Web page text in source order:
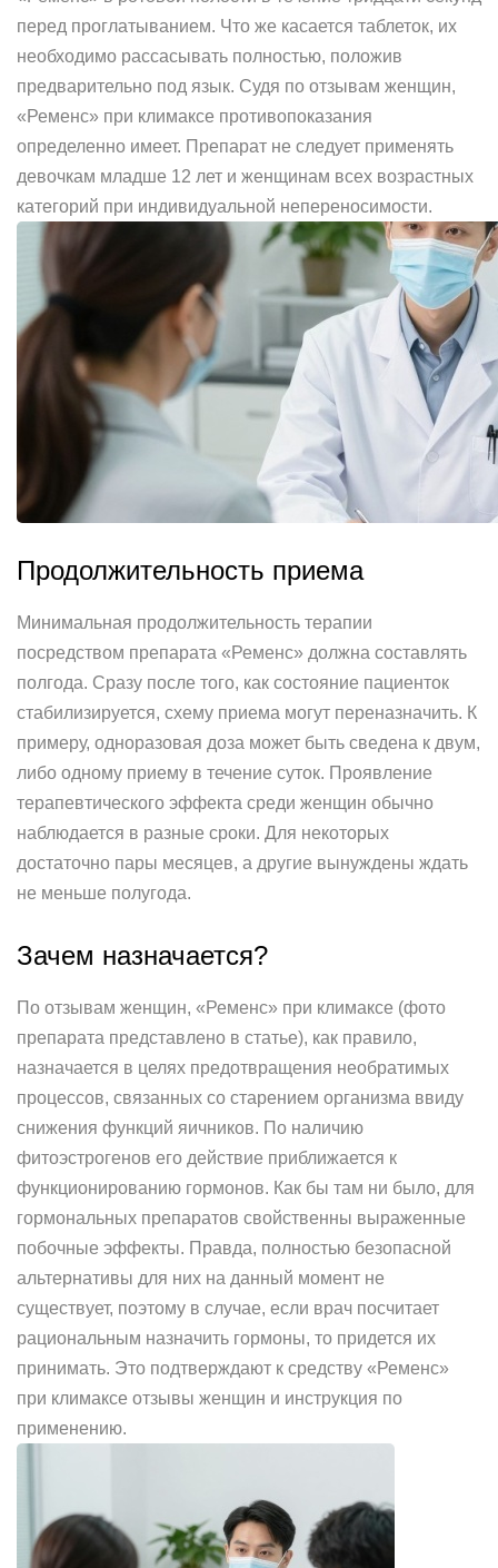
перед проглатыванием. Что же касается таблеток, их
необходимо рассасывать полностью, положив
предварительно под язык. Судя по отзывам женщин,
«Ременс» при климаксе противопоказания
определенно имеет. Препарат не следует применять
девочкам младше 12 лет и женщинам всех возрастных
категорий при индивидуальной непереносимости.
Продолжительность приема
Минимальная продолжительность терапии
посредством препарата «Ременс» должна составлять
полгода. Сразу после того, как состояние пациенток
стабилизируется, схему приема могут переназначить. К
примеру, одноразовая доза может быть сведена к двум,
либо одному приему в течение суток. Проявление
терапевтического эффекта среди женщин обычно
наблюдается в разные сроки. Для некоторых
достаточно пары месяцев, а другие вынуждены ждать
не меньше полугода.
Зачем назначается?
По отзывам женщин, «Ременс» при климаксе (фото
препарата представлено в статье), как правило,
назначается в целях предотвращения необратимых
процессов, связанных со старением организма ввиду
снижения функций яичников. По наличию
фитоэстрогенов его действие приближается к
функционированию гормонов. Как бы там ни было, для
гормональных препаратов свойственны выраженные
побочные эффекты. Правда, полностью безопасной
альтернативы для них на данный момент не
существует, поэтому в случае, если врач посчитает
рациональным назначить гормоны, то придется их
принимать. Это подтверждают к средству «Ременс»
при климаксе отзывы женщин и инструкция по
применению.